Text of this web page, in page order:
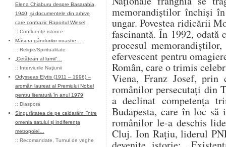
Elena Chiaburu despre Basarabia,
1940, și documentele din arhive
care contrazic Raportul Wiesel
:: Confluenţe istorice
Măsura gândurilor noastre…
:: Religie/Spiritualitate
„Cetățean al lumii”…
:: Interviurile Naţiunii
Odysseas Elytis (1911 – 1996) –
aromân laureat al Premiului Nobel
pentru literatură în anul 1979
:: Diaspora
Singurătatea de pe caldarâm: între
omenia satului și indiferența
metropolei…
:: Recomandate Turnul de veghe
memorandiștilor închiși
ungar. Povestea ridicării
fascinantă. În 1992,
procesul
efervescent pentru
Român, care o trimis
Viena, Franz Josef, prin
românilor persecutați din
a declinat competența
Budapesta, care în loc
românilor le-a deschis
Cluj. Ion Rațiu, liderul